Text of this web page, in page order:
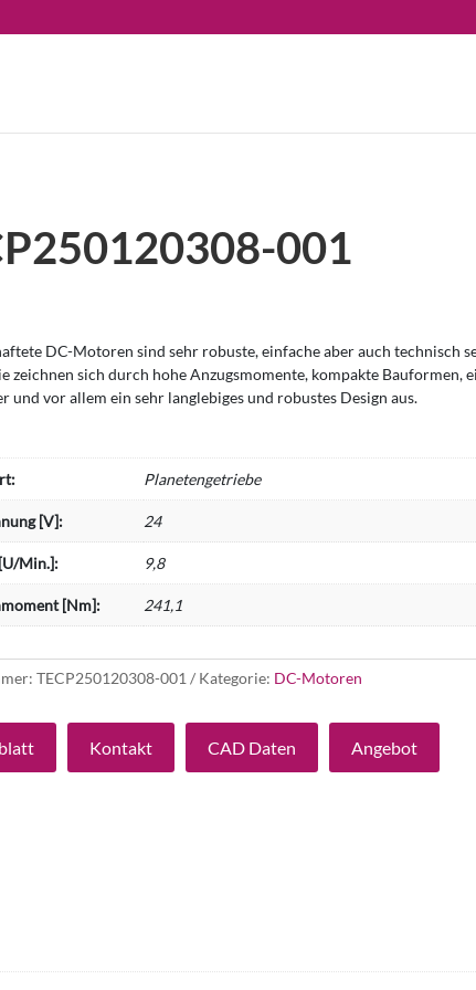
001
DC-Motoren sind sehr robuste, einfache aber auch technisch
zeichnen sich durch hohe Anzugsmomente, kompakte Bauformen,
und vor allem ein sehr langlebiges und robustes Design aus.
Planetengetriebe
[V]: 24
Min.]: 9,8
[Nm]: 241,1
TECP250120308-001 Kategorie: DC-Motoren
Kontakt CAD Daten Angebot